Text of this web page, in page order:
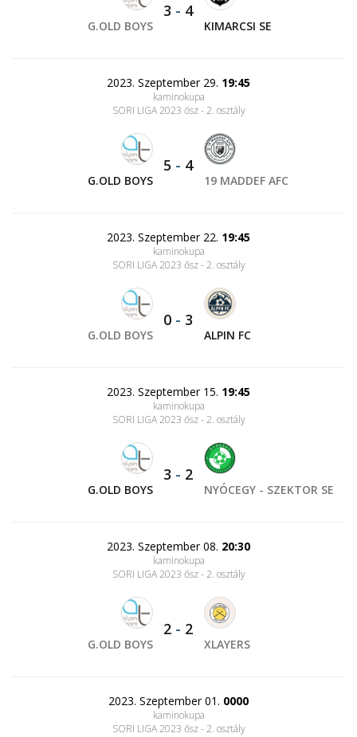
G.OLD BOYS
3 - 4
KIMARCSI SE
2023. Szeptember 29. 19:45
kaminokupa
SORI LIGA 2023 ősz - 2. osztály
G.OLD BOYS
5 - 4
19 MADDEF AFC
2023. Szeptember 22. 19:45
kaminokupa
SORI LIGA 2023 ősz - 2. osztály
G.OLD BOYS
0 - 3
ALPIN FC
2023. Szeptember 15. 19:45
kaminokupa
SORI LIGA 2023 ősz - 2. osztály
G.OLD BOYS
3 - 2
NYÓCEGY - SZEKTOR SE
2023. Szeptember 08. 20:30
kaminokupa
SORI LIGA 2023 ősz - 2. osztály
G.OLD BOYS
2 - 2
XLAYERS
2023. Szeptember 01. 0000
kaminokupa
SORI LIGA 2023 ősz - 2. osztály